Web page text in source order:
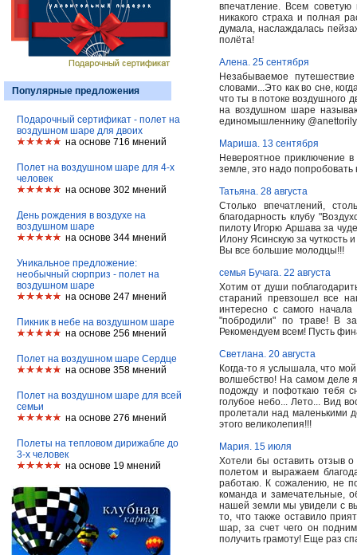
Популярные предложения
Подарочный сертификат - полет на
воздушном шаре для двоих
на основе 716 мнений
Полет на воздушном шаре для 4-х
человек
на основе 302 мнений
День рождения в воздухе на
воздушном шаре
на основе 344 мнений
Уникальное предложение:
необычный сюрприз - полет на
воздушном шаре
на основе 247 мнений
Пикник в небе на воздушном шаре
на основе 256 мнений
Полет на воздушном шаре Сердце
на основе 358 мнений
Полет на воздушном шаре для всей
семьи
на основе 276 мнений
Полеты на тепловом дирижабле до
3-х человек
на основе 19 мнений
впечатление. Всем
никакого страха и полная
думала, наслаждалась
полёта!
Алена. 25 сентября
Незабываемое
словами...Это как во сне,
что ты в потоке воздушного
на воздушном шаре
единомышленнику @anettorily
Мариша. 13 сентября
Невероятное приключение
земле, это надо попробовать
Татьяна. 28 августа
Столько впечатлений,
благодарность клубу
пилоту Игорю Аршава за
Илону Ясинскую за чуткость
Вы все большие молодцы!!!
семья Бучага. 22 августа
Хотим от души
стараний превзошел все
интересно с самого
"побродили" по траве! В
Рекомендуем всем! Пусть
Светлана. 20 августа
Когда-то я услышала, что
волшебство! На самом деле
подожду и пофоткаю тебя
голубое небо... Лето... Вид
пролетали над маленькими
этого великолепия!!!
Мария. 15 июля
Хотели бы оставить отзыв
полетом и выражаем
работаю. К сожалению, не
команда и замечательные,
нашей земли мы увидели с
то, что также оставило
шар, за счет чего он
получить грамоту! Еще раз